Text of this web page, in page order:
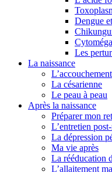
Dengue
Les
La naissance
L’accouchement
La césarienne
Le peau à peau
Après la naissance
Préparer mon
L’entretien
La dépression
Ma vie après
La rééducation
L’allaitement